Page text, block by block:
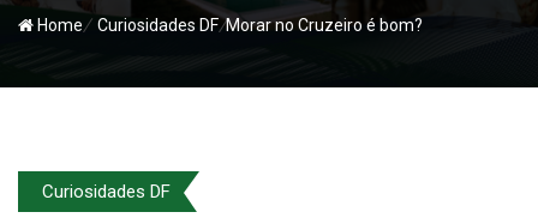
Home/Curiosidades DF/Morar no Cruzeiro é bom?
Curiosidades DF